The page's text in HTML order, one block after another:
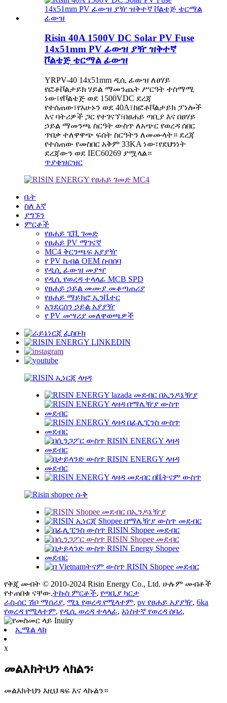
Risin 40A 1500V DC Solar PV Fuse
14x51mm PV ፊውዝ ያዥ ዝቅተኛ
ቮልቴጅ ቴርማል ፊውዝ
YRPV-40 14x51mm ዲሲ ፊውዝ ለፀሃይ
የፎቶቮልታይክ ሃይል ማመንጨት ሥርዓት ተስማሚ
ነው፣የቮልቴጅ ወደ 1500VDC ደረጃ
የተሰጠው፣የአሁኑን ወደ 40A፣ከፎቶቮልታይክ ፓነሎች
እና ባትሪዎች ጋር የተገናኘ፣በፀሐይ ጣቢያ እና በፀሃይ
ኃይል ማመንጫ ስርዓት ውስጥ ለአጭር የወረዳ ሰበር
ጥበቃ ተለዋዋጭ ፍሰት ስርዓትን ለመሙላት። ደረጃ
የተሰጠው የመስበር አቅም 33KA ነው፣የደህንነት
ደረጃውን ወደ IEC60269 ያሟላል።
ጥያቄዝርዝር
ቤት
ስለ እኛ
ያግኙን
ምርቶች
የፀሐይ ፒቪ ገመድ
የፀሐይ PV ማገናኛ
MC4 ቅርንጫፍ አያያዥ
የ PV ኬብል OEM ስብሰባ
የዲሲ ፊውዝ መያዣ
የዲሲ የወረዳ ተላላፊ MCB SPD
የፀሐይ ኃይል መሙያ መቆጣጠሪያ
የፀሐይ ማይክሮ ኢንቬተር
አንደርሰን ኃይል አያያዥ
የ PV መሣሪያ መለዋወጫዎች
የቅጂ መብት © 2010-2024 Risin Energy Co., Ltd. ሁሉም መብቶች
የተጠበቁ ናቸው.ትኩስ ምርቶች, የጣቢያ ካርታ
ራስ-ሰር ሽቦ ማሰሪያ, ሚኒ የወረዳ የሚላተም, pv የፀሐይ አያያዥ, 6ka
የወረዳ የሚላተም, የዲሲ ወረዳ ተላላፊ, አነስተኛ የወረዳ ሰባሪ,
ኢሜል ላክ
x
መልእክትህን ላክልን፡
መልእክትህን እዚህ ጻፍ እና ላኩልን።